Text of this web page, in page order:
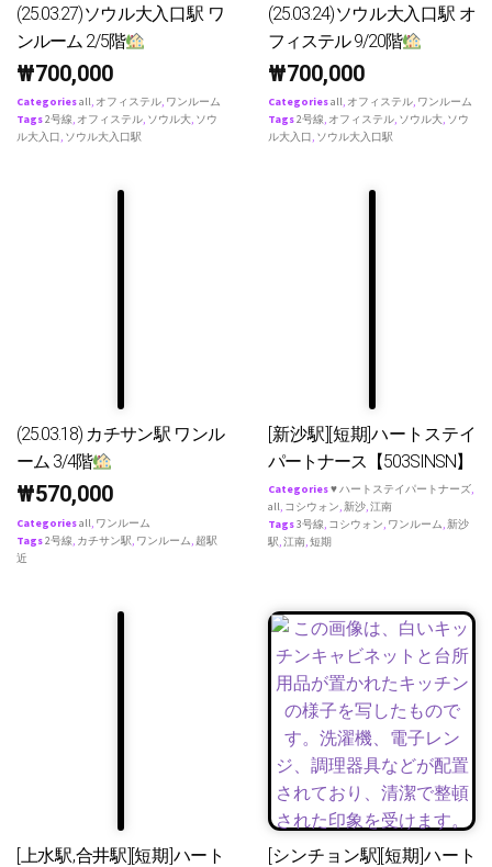
(25.03.27)ソウル大入口駅 ワ
ンルーム 2/5階
₩700,000
Categoriesall, オフィステル, ワンルーム
Tags2号線, オフィステル, ソウル大, ソウ
ル大入口, ソウル大入口駅
(25.03.24)ソウル大入口駅 オ
フィステル 9/20階
₩700,000
Categoriesall, オフィステル, ワンルーム
Tags2号線, オフィステル, ソウル大, ソウ
ル大入口, ソウル大入口駅
(25.03.18) カチサン駅 ワンル
ーム 3/4階
₩570,000
Categoriesall, ワンルーム
Tags2号線, カチサン駅, ワンルーム, 超駅
近
[新沙駅][短期]ハートステイ
パートナース【503SINSN】
Categories♥ ハートステイパートナーズ,
all, コシウォン,新沙,江南
Tags3号線, コシウォン, ワンルーム,新沙
駅,江南,短期
[上水駅,合井駅][短期]ハート
[シンチョン駅][短期]ハート